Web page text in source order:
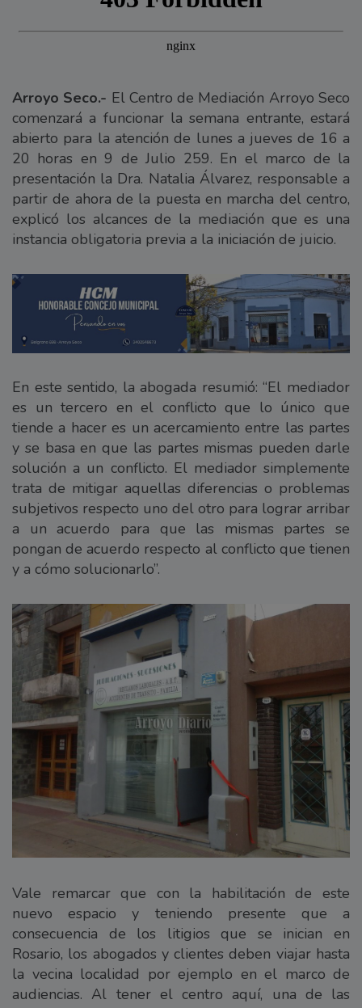
Arroyo Seco.- El Centro de Mediación Arroyo Seco
comenzará a funcionar la semana entrante, estará
abierto para la atención de lunes a jueves de 16 a
20 horas en 9 de Julio 259. En el marco de la
presentación la Dra. Natalia Álvarez, responsable a
partir de ahora de la puesta en marcha del centro,
explicó los alcances de la mediación que es una
instancia obligatoria previa a la iniciación de juicio.
En este sentido, la abogada resumió: “El mediador
es un tercero en el conflicto que lo único que
tiende a hacer es un acercamiento entre las partes
y se basa en que las partes mismas pueden darle
solución a un conflicto. El mediador simplemente
trata de mitigar aquellas diferencias o problemas
subjetivos respecto uno del otro para lograr arribar
a un acuerdo para que las mismas partes se
pongan de acuerdo respecto al conflicto que tienen
y a cómo solucionarlo”.
Vale remarcar que con la habilitación de este
nuevo espacio y teniendo presente que a
consecuencia de los litigios que se inician en
Rosario, los abogados y clientes deben viajar hasta
la vecina localidad por ejemplo en el marco de
audiencias. Al tener el centro aquí, una de las